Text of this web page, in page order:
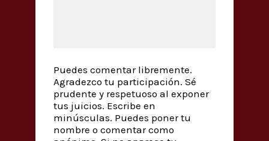
Puedes comentar libremente.
Agradezco tu participación. Sé
prudente y respetuoso al exponer
tus juicios. Escribe en
minúsculas. Puedes poner tu
nombre o comentar como